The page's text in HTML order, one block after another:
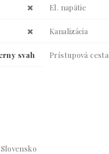
El. napätie
Kanalizácia
svah Prístupová cesta